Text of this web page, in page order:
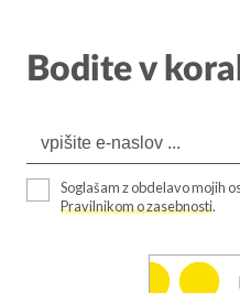
Bodite v
Soglašam z obdelavo mojih
Pravilnikom o zasebnosti.